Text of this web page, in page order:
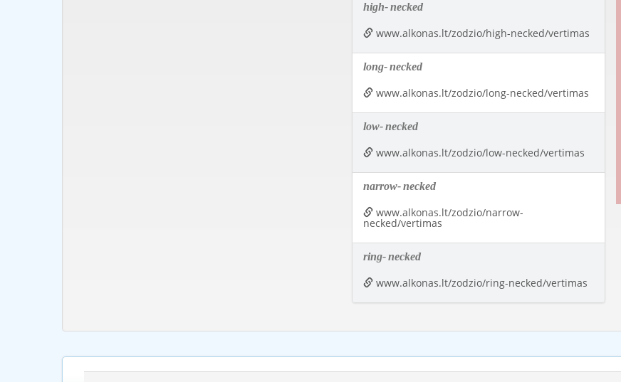
high-necked
www.alkonas.lt/zodzio/high-necked/vertimas
long-necked
www.alkonas.lt/zodzio/long-necked/vertimas
low-necked
www.alkonas.lt/zodzio/low-necked/vertimas
narrow-necked
www.alkonas.lt/zodzio/narrow-
necked/vertimas
ring-necked
www.alkonas.lt/zodzio/ring-necked/vertimas